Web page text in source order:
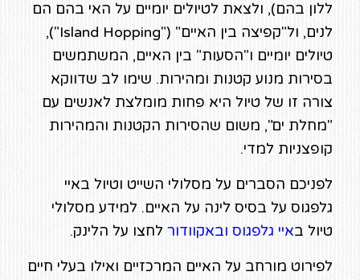
ללון בהם), ולצאת לטיולים יומיים על האי בהם הם
לנים, ול"קפיצה בין האיים" ("Island Hopping"),
טיולים יומיים ו"הסעות" בין האיים, המשתמשים
בסירות מנוע קטנות ומהירות. שימו לב שדווקא
צורה זו של טיול היא פחות מומלצת לאנשים עם
"מחלת ים", משום שהסירות הקטנות והמהירות
קופצניות למדי.
לפניכם הסברים על מסלולי השייט וטיול באיי
גלפגוס על בסיס לינה על האיים. למידע מסלולי
טיול באיי גלפגוס ובאקוודורלחצו על הלינק.
לפירוט מורחב על האיים המרכזיים ואילו בעלי חיים